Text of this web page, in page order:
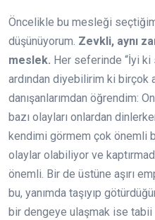
Öncelikle bu mesleği
düşünüyorum. Zevkli, aynı
meslek. Her seferinde “İyi
ardından diyebilirim ki birçok
danışanlarımdan öğrendim:
bazı olayları onlardan
kendimi görmem çok önemli
olaylar olabiliyor ve
önemli. Bir de üstüne aşırı
bu, yanımda taşıyıp
bir dengeye ulaşmak ise tabii